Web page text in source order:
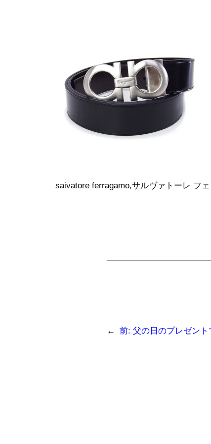
saivatore ferragamo,サルヴァトーレ フ
← 前: 父の日のプレゼン